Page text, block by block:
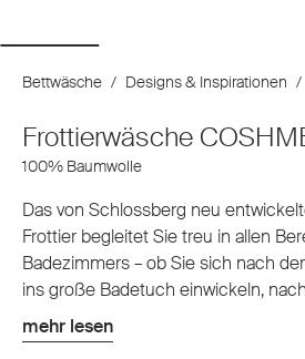
Bettwäsche / Designs & Inspirationen /
Frottierwäsche
100% Baumwolle
Das von Schlossberg neu
Frottier begleitet Sie treu in allen
Badezimmers – ob Sie sich nach
ins große Badetuch einwickeln,
Schaumbad die Zehen im
vergraben oder sich selbst und
mehr lesen